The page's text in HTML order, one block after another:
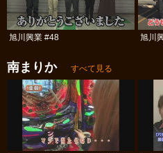
旭川興業 #48 旭川
南まりか すべて見る